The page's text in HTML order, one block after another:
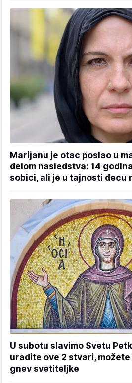
Marijanu je otac poslao u
delom nasledstva: 14
sobici, ali je u tajnosti decu
U subotu slavimo Svetu
uradite ove 2 stvari,
gnev svetiteljke